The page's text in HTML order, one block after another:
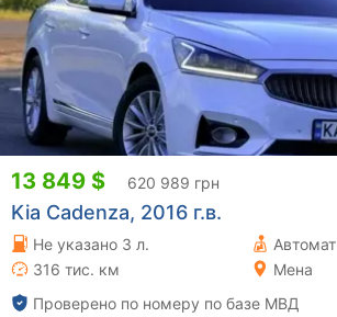
13 849 $ 620 989 грн
Kia Cadenza, 2016 г.в.
Не указано 3 л.
Автомат
316 тис. км
Мена
Проверено по номеру по базе МВД